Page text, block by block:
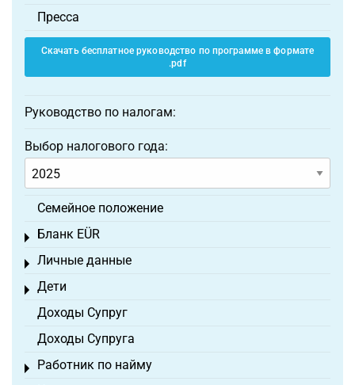
Пресса
Скачать бесплатное руководство по программе в формате
.pdf
Руководство по налогам:
Выбор налогового года:
Семейное положение
Бланк EÜR
Toggle menu
Личные данные
Toggle menu
Дети
Toggle menu
Доходы Супруг
Доходы Супруга
Работник по найму
Toggle menu